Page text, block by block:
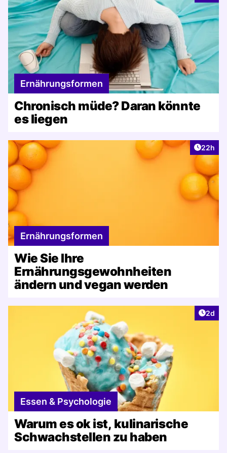
Ernährungsformen
Chronisch müde? Daran könnte
es liegen
Artikel
22h
Ernährungsformen
Wie Sie Ihre
Ernährungsgewohnheiten
ändern und vegan werden
2d
Essen & Psychologie
Warum es ok ist, kulinarische
Schwachstellen zu haben